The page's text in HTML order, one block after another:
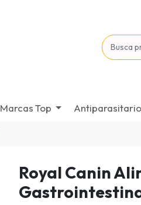
Marcas Top
Royal Canin